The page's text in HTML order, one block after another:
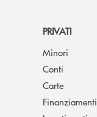
PRIVATI
Minori
Conti
Carte
Finanziamenti